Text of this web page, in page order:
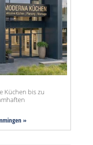
Küchen bis zu
»